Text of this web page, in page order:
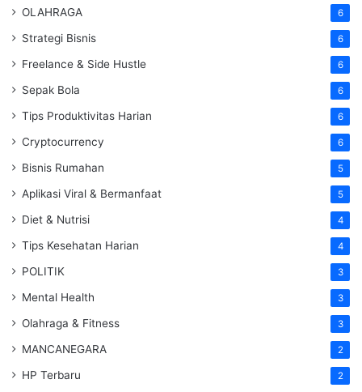
OLAHRAGA 6
Strategi Bisnis 6
Freelance & Side Hustle 6
Sepak Bola 6
Tips Produktivitas Harian 6
Cryptocurrency 6
Bisnis Rumahan 5
Aplikasi Viral & Bermanfaat 5
Diet & Nutrisi 4
Tips Kesehatan Harian 4
POLITIK 3
Mental Health 3
Olahraga & Fitness 3
MANCANEGARA 2
HP Terbaru 2